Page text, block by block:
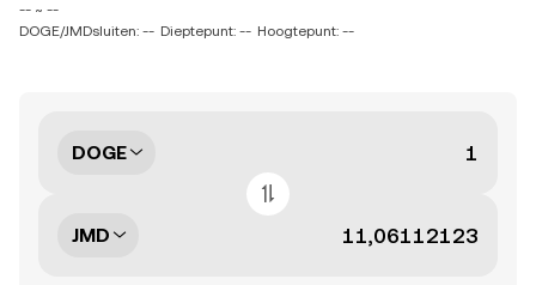
-- ~ --
DOGE/JMDsluiten: -- Dieptepunt: -- Hoogtepunt: --
DOGE
JMD